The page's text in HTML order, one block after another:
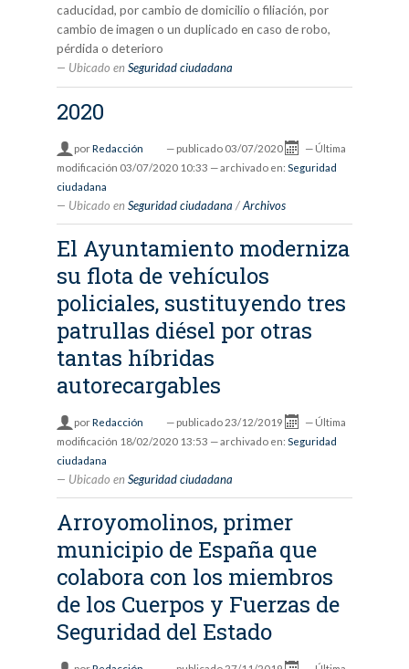
caducidad, por cambio de domicilio o filiación, por
cambio de imagen o un duplicado en caso de robo,
pérdida o deterioro
Ubicado en Seguridad ciudadana
2020
porRedacción — publicado 03/07/2020 — Última
modificación 03/07/2020 10:33 — archivado en: Seguridad
ciudadana
Ubicado en Seguridad ciudadana /Archivos
El Ayuntamiento moderniza
su flota de vehículos
policiales, sustituyendo tres
patrullas diésel por otras
tantas híbridas
autorecargables
porRedacción — publicado 23/12/2019 — Última
modificación 18/02/2020 13:53 — archivado en: Seguridad
ciudadana
Ubicado en Seguridad ciudadana
Arroyomolinos, primer
municipio de España que
colabora con los miembros
de los Cuerpos y Fuerzas de
Seguridad del Estado